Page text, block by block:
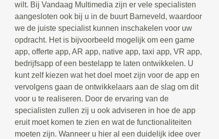
wilt. Bij Vandaag Multimedia zijn er vele specialisten
aangesloten ook bij u in de buurt Barneveld, waardoor
we de juiste specialist kunnen inschakelen voor uw
opdracht. Het is bijvoorbeeld mogelijk om een game
app, offerte app, AR app, native app, taxi app, VR app,
bedrijfsapp of een bestelapp te laten ontwikkelen. U
kunt zelf kiezen wat het doel moet zijn voor de app en
vervolgens gaan de ontwikkelaars aan de slag om dit
voor u te realiseren. Door de ervaring van de
specialisten zullen zij u ook adviseren in hoe de app
eruit moet komen te zien en wat de functionaliteiten
moeten zijn. Wanneer u hier al een duidelijk idee over